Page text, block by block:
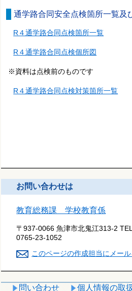
通学路合同安全点検箇所一覧及
R４通学路合同点検箇所一覧
R４通学路合同点検個所図
※資料は点検前のものです
R４通学路合同点検対策箇所一覧
お問い合わせは
教育総務課 学校教育係
〒937-0066 魚津市北鬼江313-2
0765-23-1052
このページの作成担当にメー
問い合わせ 個人情報の取